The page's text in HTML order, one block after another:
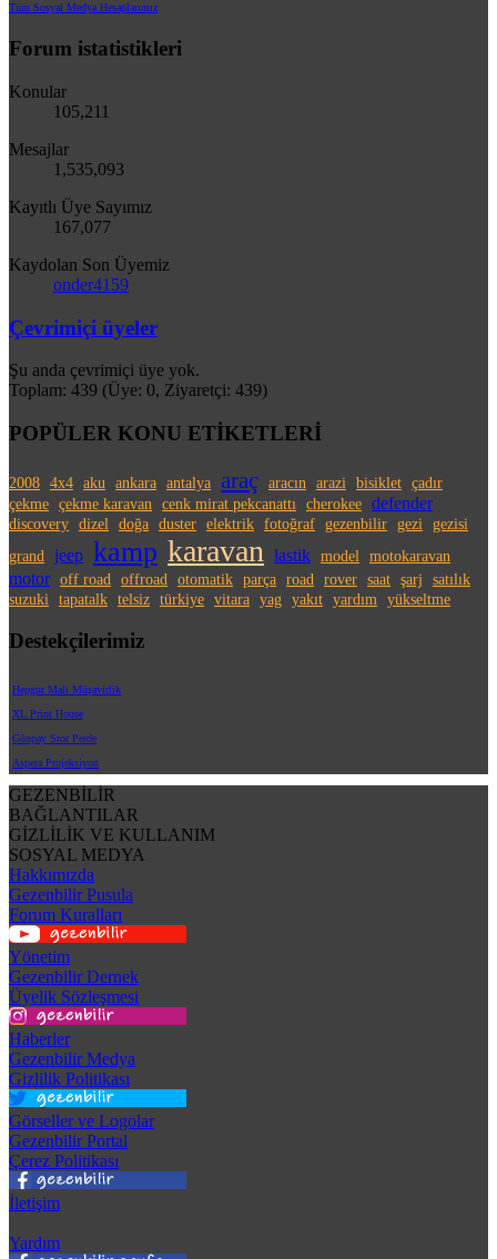
Tüm Sosyal Medya Hesaplarımız
Forum istatistikleri
Konular
105,211
Mesajlar
1,535,093
Kayıtlı Üye Sayımız
167,077
Kaydolan Son Üyemiz
onder4159
Çevrimiçi üyeler
Şu anda çevrimiçi üye yok.
Toplam: 439 (Üye: 0, Ziyaretçi: 439)
POPÜLER KONU ETİKETLERİ
2008 4x4 aku ankara antalya araç aracın arazi bisiklet çadır
çekme çekme karavan cenk mirat pekcanattı cherokee defender
discovery dizel doğa duster elektrik fotoğraf gezenbilir gezi
gezisi
grand
jeep kamp karavan lastik model motokaravan
motor off road offroad otomatik parça road rover saat şarj
satılık
suzuki
tapatalk telsiz türkiye vitara yag yakıt yardım yükseltme
Destekçilerimiz
Hepgur Mali Müşavirlik
XL Print House
Günpay Stor Perde
Aspera Projeksiyon
GEZENBİLİR
BAĞLANTILAR
GİZLİLİK VE KULLANIM
SOSYAL MEDYA
Hakkımızda
Gezenbilir Pusula
Forum Kuralları
Yönetim
Gezenbilir Dernek
Üyelik Sözleşmesi
Haberler
Gezenbilir Medya
Gizlilik Politikası
Görseller ve Logolar
Gezenbilir Portal
Çerez Politikası
İletişim
Yardım